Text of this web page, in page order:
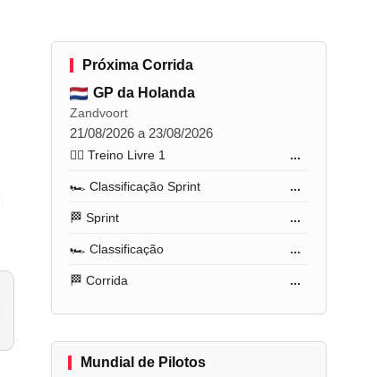
Próxima Corrida
GP da Holanda
Zandvoort
21/08/2026 a 23/08/2026
🏋️‍♂️ Treino Livre 1 ...
🏎️ Classificação Sprint ...
🏁 Sprint ...
🏎️ Classificação ...
🏁 Corrida ...
Mundial de Pilotos